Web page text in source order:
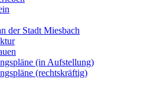
der Stadt Miesbach
(in Aufstellung)
(rechtskräftig)